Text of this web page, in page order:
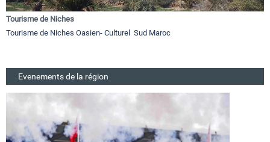
Tourisme de Niches
Tourisme de Niches Oasien- Culturel Sud Maroc
Evenements de la région